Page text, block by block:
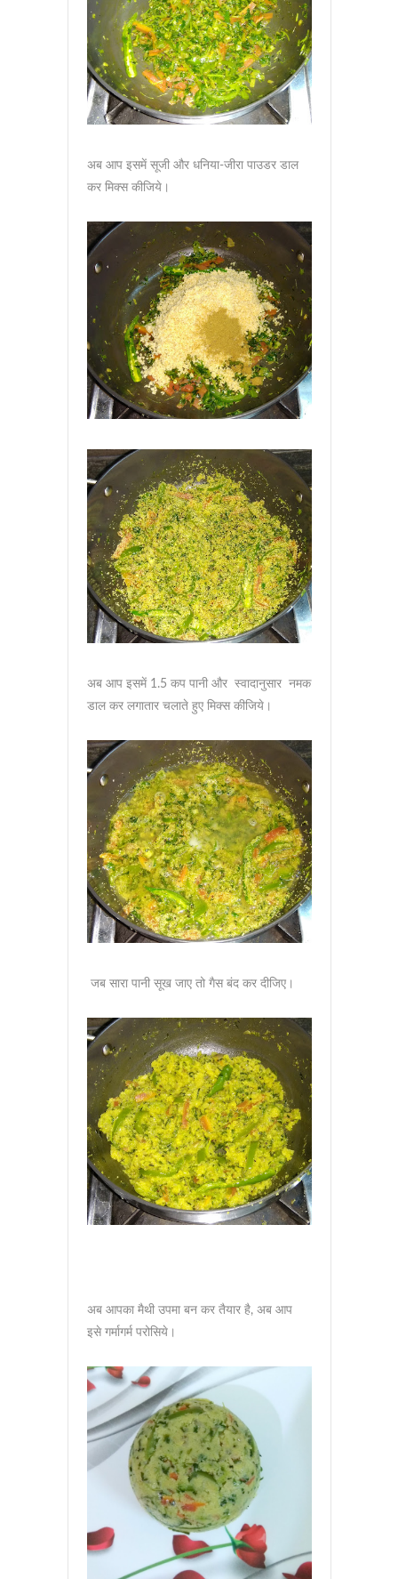
अब आप इसमें सूजी और धनिया-जीरा पाउडर डाल
कर मिक्स कीजिये।
अब आप इसमें 1.5 कप पानी और स्वादानुसार नमक
डाल कर लगातार चलाते हुए मिक्स कीजिये।
जब सारा पानी सूख जाए तो गैस बंद कर दीजिए।
अब आपका मैथी उपमा बन कर तैयार है, अब आप
इसे गर्मागर्म परोसिये।